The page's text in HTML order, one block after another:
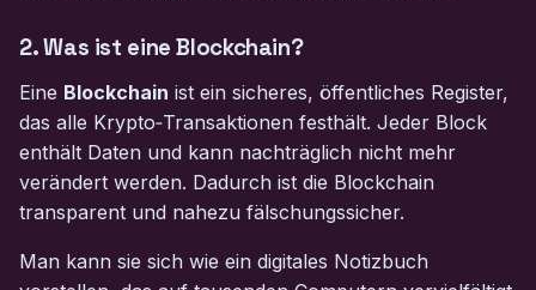
2. Was ist eine Blockchain?
Eine Blockchain ist ein sicheres, öffentliches Register,
das alle Krypto‑Transaktionen festhält. Jeder Block
enthält Daten und kann nachträglich nicht mehr
verändert werden. Dadurch ist die Blockchain
transparent und nahezu fälschungssicher.
Man kann sie sich wie ein digitales Notizbuch